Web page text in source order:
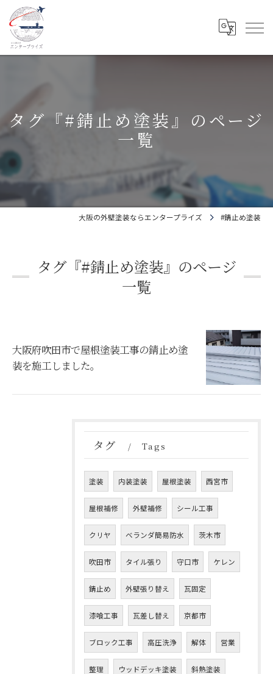
タグ『#錆止め塗装』のページ
一覧
大阪の外壁塗装ならエンタープライズ #錆止め塗装
タグ『#錆止め塗装』のページ
一覧
大阪府吹田市で屋根塗装工事の錆止め塗
装を施工しました。
タグ Tags
塗装 内装塗装 屋根塗装 西宮市
屋根補修 外壁補修 シール工事
クリヤ ベランダ簡易防水 茨木市
吹田市 タイル張り 守口市 ケレン
錆止め 外壁張り替え 瓦固定
漆喰工事 瓦差し替え 京都市
ブロック工事 高圧洗浄 解体 営業
整理 ウッドデッキ塗装 斜熱塗装